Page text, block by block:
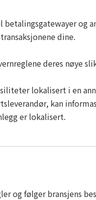
og
dine.
deres nøye
lokalisert i en
kan
er lokalisert.
og følger bransjens